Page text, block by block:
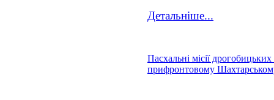
Детальніше...
Пасхальні місії дрогобицьких
прифронтовому